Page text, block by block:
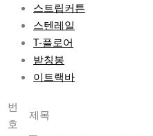
스트립커튼
스텐레일
T-플로어
받칭봉
이트랙바
번
호
제목